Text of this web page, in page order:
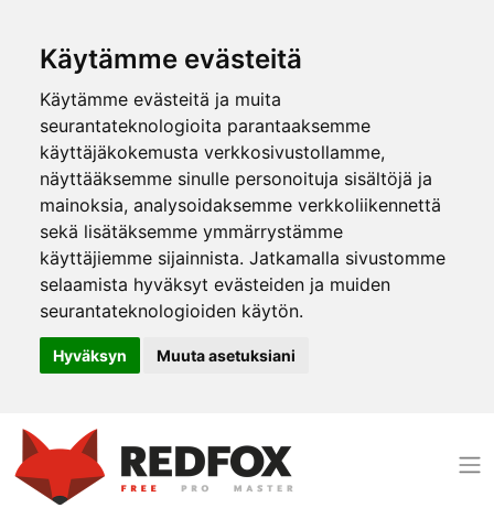
Käytämme evästeitä
Käytämme evästeitä ja muita
seurantateknologioita parantaaksemme
käyttäjäkokemusta verkkosivustollamme,
näyttääksemme sinulle personoituja sisältöjä ja
mainoksia, analysoidaksemme verkkoliikennettä
sekä lisätäksemme ymmärrystämme
käyttäjiemme sijainnista. Jatkamalla sivustomme
selaamista hyväksyt evästeiden ja muiden
seurantateknologioiden käytön.
Hyväksyn Muuta asetuksiani